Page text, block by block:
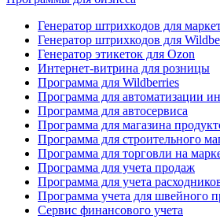
Генератор штрихкодов для
Генератор штрихкодов для
Генератор этикеток для Ozon
Интернет-витрина для розницы
Программа для Wildberries
Программа для автоматизации
Программа для автосервиса
Программа для магазина
Программа для строительного
Программа для торговли на
Программа для учета продаж
Программа для учета
Программа учета для швейного
Сервис финансового учета